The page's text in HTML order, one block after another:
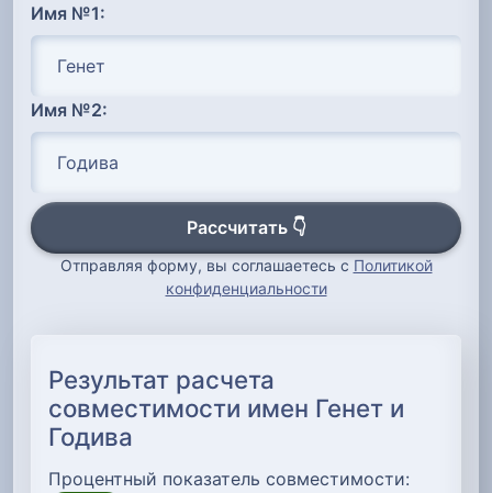
Имя №1:
Имя №2:
Рассчитать 👇
Отправляя форму, вы соглашаетесь с Политикой
конфиденциальности
Результат расчета
совместимости имен Генет и
Годива
Процентный показатель совместимости: